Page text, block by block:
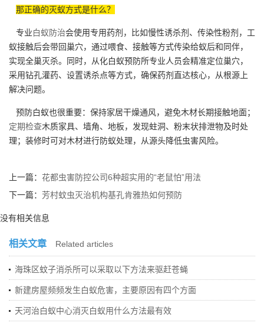
那正确的灭蚁方式是什么？
专业白蚁防治会使用专用药剂，比如慢性诱杀剂、传染性粉剂，工
蚁接触后会带回巢穴，通过喂食、接触等方式传染给蚁后和同伴，
实现全巢灭杀。同时，从化白蚁预防所专业人员会精准定位巢穴，
采用钻孔灌药、设置诱杀点等方式，确保药剂直达核心，从根源上
解决问题。
预防白蚁也很重要：保持家居干燥通风，避免木材长期接触地面；
定期检查木质家具、墙角、地板，发现蛀洞、粉末状排泄物及时处
理；装修时可对木材进行防蚁处理，从源头降低虫害风险。
上一篇： 花都虫害防控公司6种超实用的“老鼠怕”用法
下一篇： 芳村蚊虫灭治机构基孔肯雅热如何预防
没有相关信息
相关文章 Related articles
海珠区蚊子消杀所可以采取以下方法来驱赶苍蝇
新建房屋频频发生白蚁危害，主要原因有四个方面
天河治白蚁中心消灭白蚁用什么方法最有效